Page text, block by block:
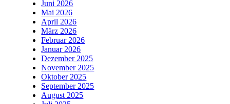
Juni 2026
Mai 2026
April 2026
März 2026
Februar 2026
Januar 2026
Dezember 2025
November 2025
Oktober 2025
September 2025
August 2025